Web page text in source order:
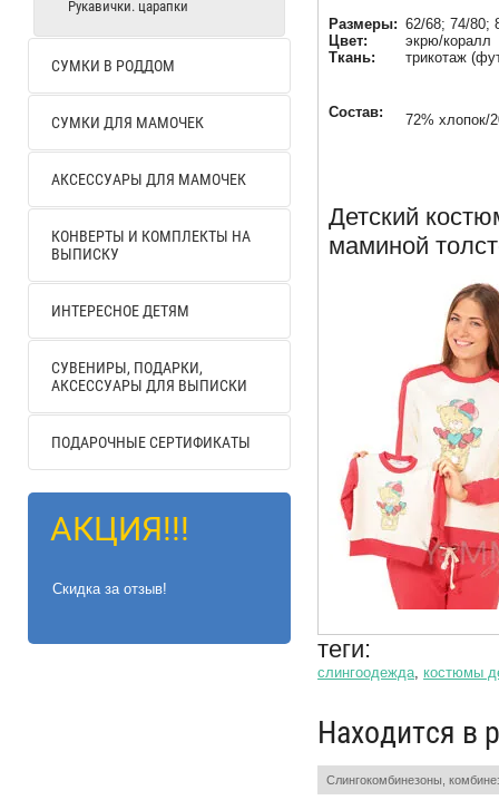
Рукавички. царапки
СУМКИ В РОДДОМ
СУМКИ ДЛЯ МАМОЧЕК
АКСЕССУАРЫ ДЛЯ МАМОЧЕК
КОНВЕРТЫ И КОМПЛЕКТЫ НА
ВЫПИСКУ
ИНТЕРЕСНОЕ ДЕТЯМ
СУВЕНИРЫ, ПОДАРКИ,
АКСЕССУАРЫ ДЛЯ ВЫПИСКИ
ПОДАРОЧНЫЕ СЕРТИФИКАТЫ
АКЦИЯ!!!
Скидка за отзыв!
Размеры: 62/68; 74/80;
Цвет:
экрю/коралл
Ткань:
трикотаж
Состав: 72% хлопок/
Детский
маминой
теги:
слингоодежда, костюмы
Находится в
Слингокомбинезоны,